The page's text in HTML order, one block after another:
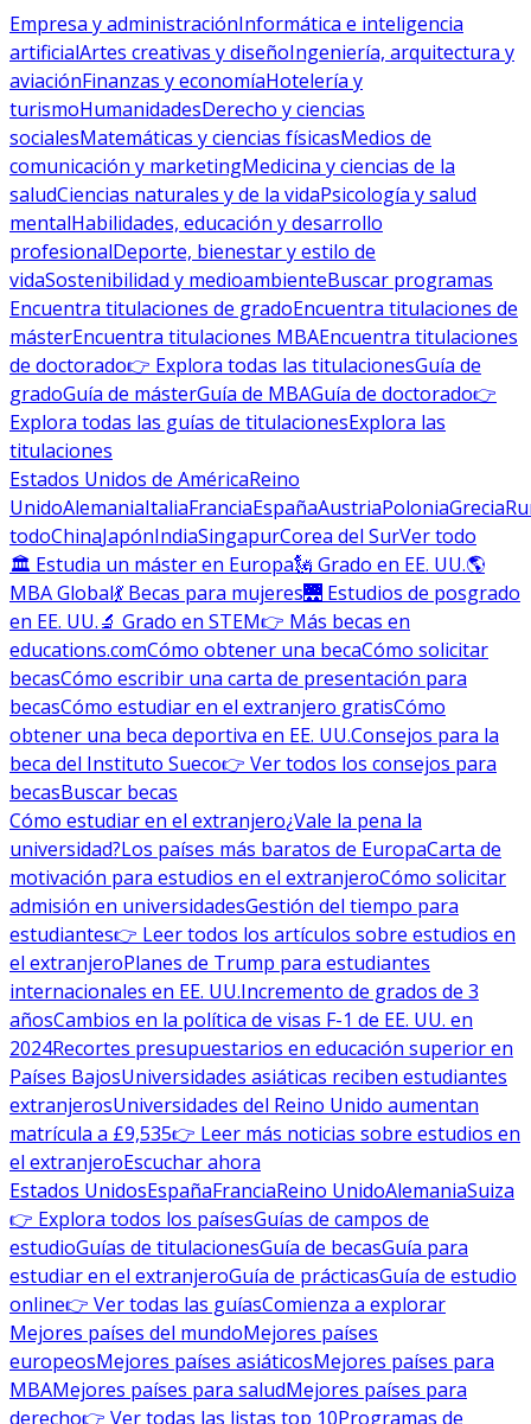
Empresa y administraciónInformática e inteligencia
artificialArtes creativas y diseñoIngeniería, arquitectura y
aviaciónFinanzas y economíaHotelería y
turismoHumanidadesDerecho y ciencias
socialesMatemáticas y ciencias físicasMedios de
comunicación y marketingMedicina y ciencias de la
saludCiencias naturales y de la vidaPsicología y salud
mentalHabilidades, educación y desarrollo
profesionalDeporte, bienestar y estilo de
vidaSostenibilidad y medioambienteBuscar programas
Encuentra titulaciones de gradoEncuentra titulaciones de
másterEncuentra titulaciones MBAEncuentra titulaciones
de doctorado👉 Explora todas las titulacionesGuía de
gradoGuía de másterGuía de MBAGuía de doctorado👉
Explora todas las guías de titulacionesExplora las
titulaciones
Estados Unidos de AméricaReino
UnidoAlemaniaItaliaFranciaEspañaAustriaPoloniaGrecia
todoChinaJapónIndiaSingapurCorea del SurVer todo
🏛 Estudia un máster en Europa🗽 Grado en EE. UU.🌎
MBA Global💃 Becas para mujeres🌉 Estudios de posgrado
en EE. UU.🔬 Grado en STEM👉 Más becas en
educations.comCómo obtener una becaCómo solicitar
becasCómo escribir una carta de presentación para
becasCómo estudiar en el extranjero gratisCómo
obtener una beca deportiva en EE. UU.Consejos para la
beca del Instituto Sueco👉 Ver todos los consejos para
becasBuscar becas
Cómo estudiar en el extranjero¿Vale la pena la
universidad?Los países más baratos de EuropaCarta de
motivación para estudios en el extranjeroCómo solicitar
admisión en universidadesGestión del tiempo para
estudiantes👉 Leer todos los artículos sobre estudios en
el extranjeroPlanes de Trump para estudiantes
internacionales en EE. UU.Incremento de grados de 3
añosCambios en la política de visas F-1 de EE. UU. en
2024Recortes presupuestarios en educación superior en
Países BajosUniversidades asiáticas reciben estudiantes
extranjerosUniversidades del Reino Unido aumentan
matrícula a £9,535👉 Leer más noticias sobre estudios en
el extranjeroEscuchar ahora
Estados UnidosEspañaFranciaReino UnidoAlemaniaSuiza
👉 Explora todos los paísesGuías de campos de
estudioGuías de titulacionesGuía de becasGuía para
estudiar en el extranjeroGuía de prácticasGuía de estudio
online👉 Ver todas las guíasComienza a explorar
Mejores países del mundoMejores países
europeosMejores países asiáticosMejores países para
MBAMejores países para saludMejores países para
derecho👉 Ver todas las listas top 10Programas de